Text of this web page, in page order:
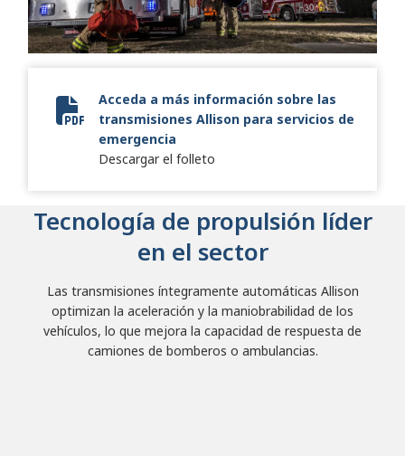
Fire + Emergency Brochure
Acceda a más información sobre las
transmisiones Allison para servicios de
emergencia
Descargar el folleto
Tecnología de propulsión líder
en el sector
Las transmisiones íntegramente automáticas Allison
optimizan la aceleración y la maniobrabilidad de los
vehículos, lo que mejora la capacidad de respuesta de
camiones de bomberos o ambulancias.